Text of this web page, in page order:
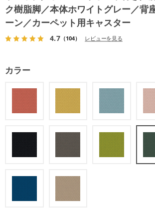
ク樹脂脚／本体ホワイトグレー／背
ーン／カーペット用キャスター
4.7（104） レビューを見る
カラー